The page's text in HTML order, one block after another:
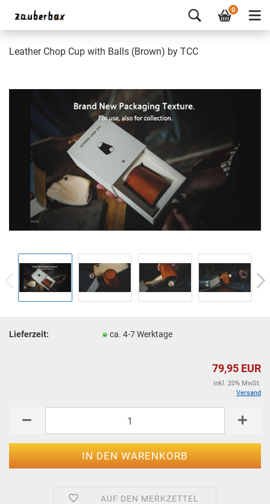
0
Leather Chop Cup with Balls (Brown) by TCC
Lieferzeit: ca. 4-7 Werktage
79,95 EUR
inkl. 20% MwSt.
Versand
AUF DEN MERKZETTEL